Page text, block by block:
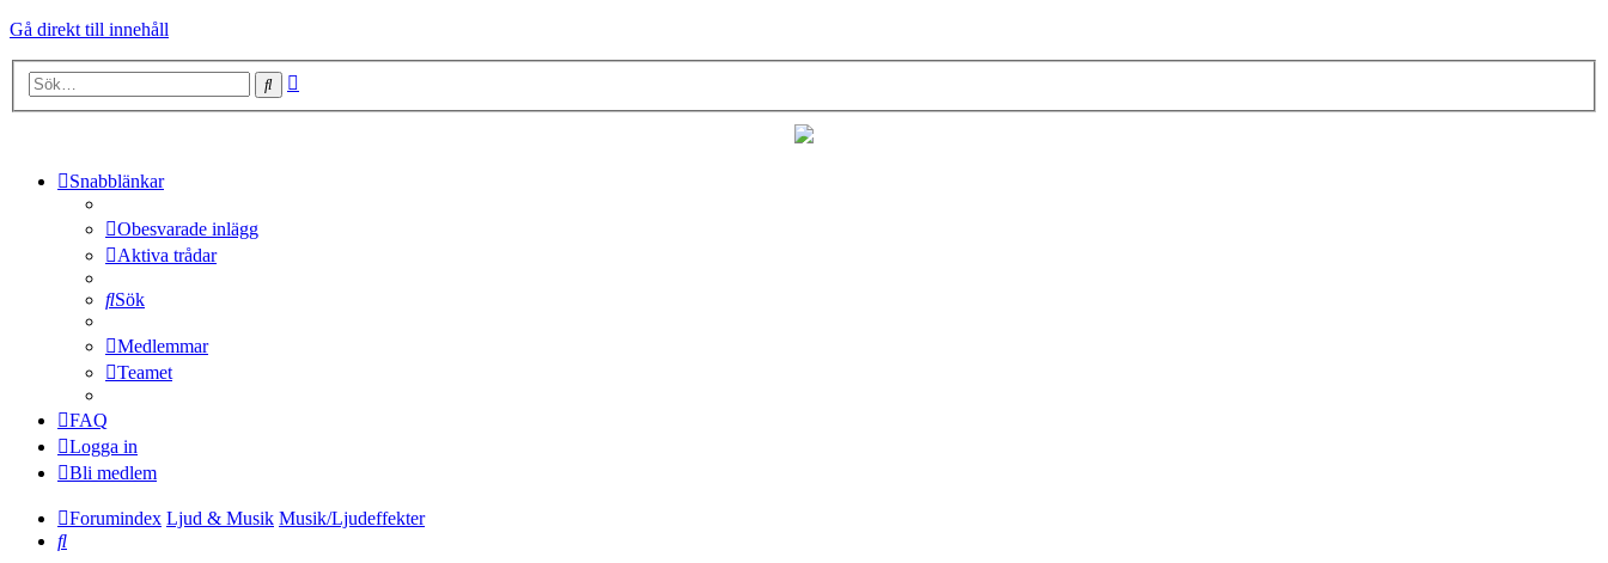
Gå direkt till innehåll
Sök
Snabblänkar
Obesvarade inlägg
Aktiva trådar
Sök
Medlemmar
Teamet
FAQ
Logga in
Bli medlem
Forumindex Ljud & Musik Musik/Ljudeffekter
Sök